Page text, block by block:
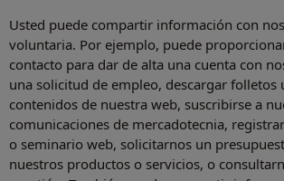
Usted puede compartir información con
voluntaria. Por ejemplo, puede
contacto para dar de alta una cuenta con
una solicitud de empleo, descargar folletos
contenidos de nuestra web, suscribirse a
comunicaciones de mercadotecnia,
o seminario web, solicitarnos un
nuestros productos o servicios, o